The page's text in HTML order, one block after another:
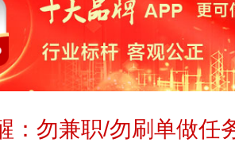
：勿兼职/勿刷单做任